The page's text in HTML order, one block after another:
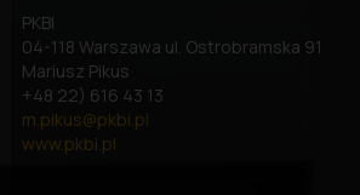
PKBI
04-118 Warszawa ul. Ostrobramska 91
Mariusz Pikus
+48 22) 616 43 13
m.pikus@pkbi.pl
www.pkbi.pl